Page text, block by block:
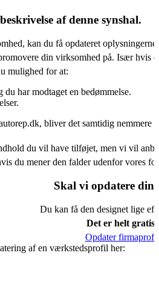
af denne synshal.
kan du få opdateret oplysningerne.
din virksomhed på. Især hvis
mulighed for at:
har modtaget en bedømmelse.
bliver det samtidig nemmere
du vil have tilføjet, men vi vil
du mener den falder udenfor vores
Skal vi opdatere din
Du kan få den designet lige
Det er helt gratis.
Opdater firmaprofil
af en værkstedsprofil her: